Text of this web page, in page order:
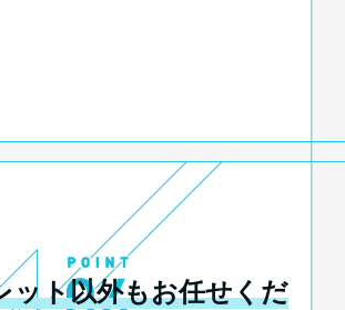
ット以外もお任せくだ